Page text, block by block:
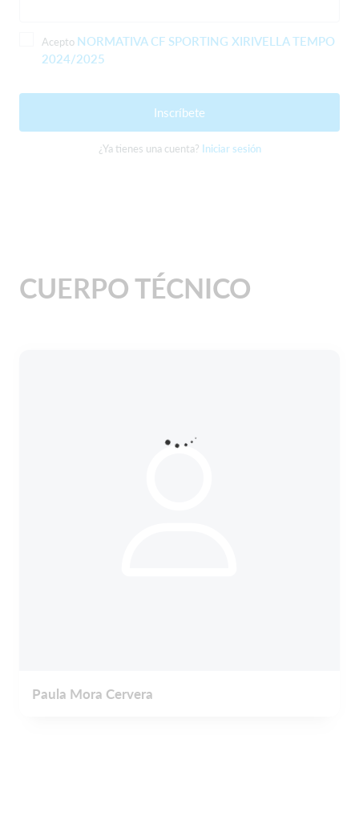
Acepto NORMATIVA CF SPORTING XIRIVELLA TEMPO
2024/2025
Inscríbete
¿Ya tienes una cuenta? Iniciar sesión
CUERPO TÉCNICO
Paula Mora Cervera